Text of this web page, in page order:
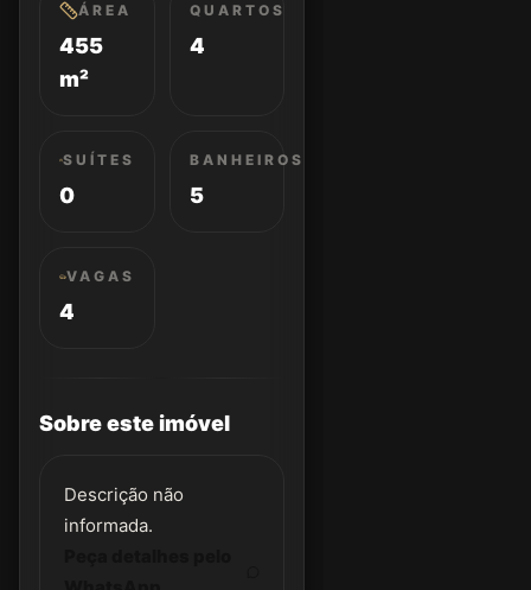
ÁREA
455
m²
QUARTOS
4
SUÍTES
0
BANHEIROS
5
VAGAS
4
Sobre este imóvel
Descrição não
informada.